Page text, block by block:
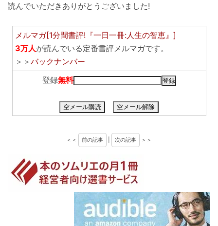
読んでいただきありがとうございました!
メルマガ[1分間書評!『一日一冊:人生の智恵』]
3万人が読んでいる定番書評メルマガです。
＞＞ バックナンバー
登録無料
空メール購読 空メール解除
＜＜ 前の記事 次の記事 ＞＞